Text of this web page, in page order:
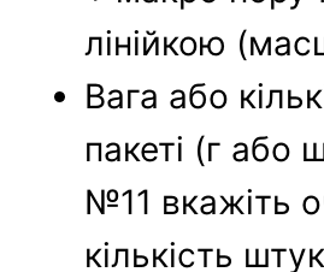
лінійкою
Вага або
пакеті (г або
№11 вкажіть
кількість